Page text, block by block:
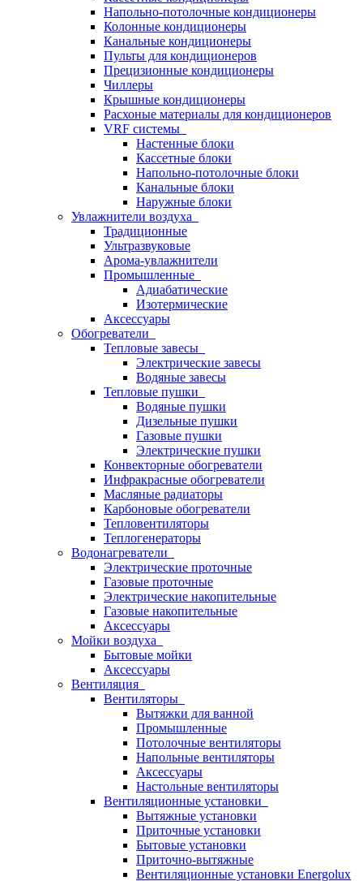
Напольно-потолочные кондиционеры
Колонные кондиционеры
Канальные кондиционеры
Пульты для кондиционеров
Прецизионные кондиционеры
Чиллеры
Крышные кондиционеры
Расхоные материалы для кондиционеров
VRF системы
Настенные блоки
Кассетные блоки
Напольно-потолочные блоки
Канальные блоки
Наружные блоки
Увлажнители воздуха
Традиционные
Ультразвуковые
Арома-увлажнители
Промышленныe
Адиабатические
Изотермические
Аксессуары
Обогреватели
Тепловые завесы
Электрические завесы
Водяные завесы
Тепловые пушки
Водяные пушки
Дизельные пушки
Газовые пушки
Электрические пушки
Конвекторные обогреватели
Инфракрасные обогреватели
Масляные радиаторы
Карбоновые обогреватели
Тепловентиляторы
Теплогенераторы
Водонагреватели
Электрические проточные
Газовые проточные
Электрические накопительные
Газовые накопительные
Аксессуары
Мойки воздуха
Бытовые мойки
Аксессуары
Вентиляция
Вентиляторы
Вытяжки для ванной
Промышленные
Потолочные вентиляторы
Напольные вентиляторы
Аксессуары
Настольные вентиляторы
Вентиляционные установки
Вытяжные установки
Приточные установки
Бытовые установки
Приточно-вытяжные
Вентиляционные установки Energolux